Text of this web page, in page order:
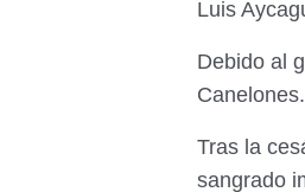
Luis
Debido al
Canelones.
Tras la
sangrado